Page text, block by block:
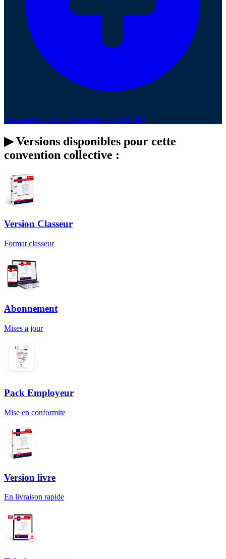
Commander votre convention collective 993
▶Versions disponibles pour cette
convention collective :
Version Classeur
Format classeur
Abonnement
Mises a jour
Pack Employeur
Mise en conformite
Version livre
En livraison rapide